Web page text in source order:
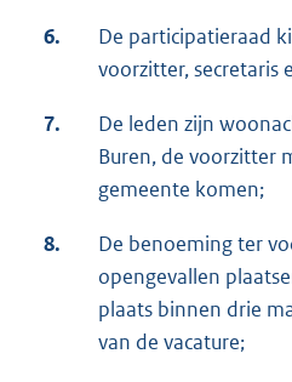
6.
De participatieraad
voorzitter, secretaris
7.
De leden zijn
Buren, de voorzitter
gemeente komen;
8.
De benoeming ter
opengevallen
plaats binnen drie
van de vacature;